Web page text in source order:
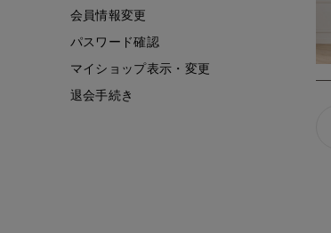
会員情報変更
パスワード確認
マイショップ表示・変更
退会手続き